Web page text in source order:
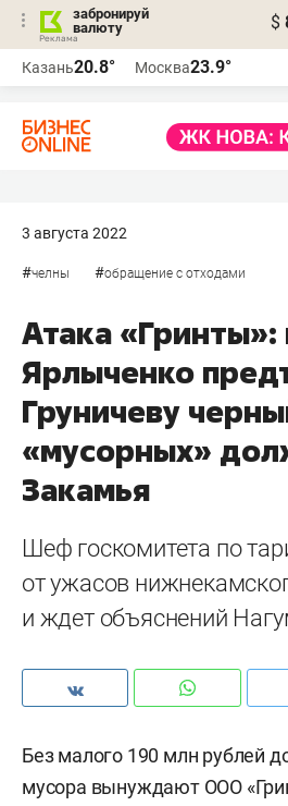
забронируй
валюту
$
Казань20.8° Москва23.9°
3 августа 2022
#челны #обращение с отходами
Атака «Гринты»:
Ярлыченко
Груничеву
«мусорных»
Закамья
Шеф госкомитета по
от ужасов
и ждет объяснений
Без малого 190 млн рублей
мусора вынуждают ООО